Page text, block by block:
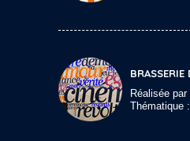
BRASSERIE
Réalisée par
Thématique :